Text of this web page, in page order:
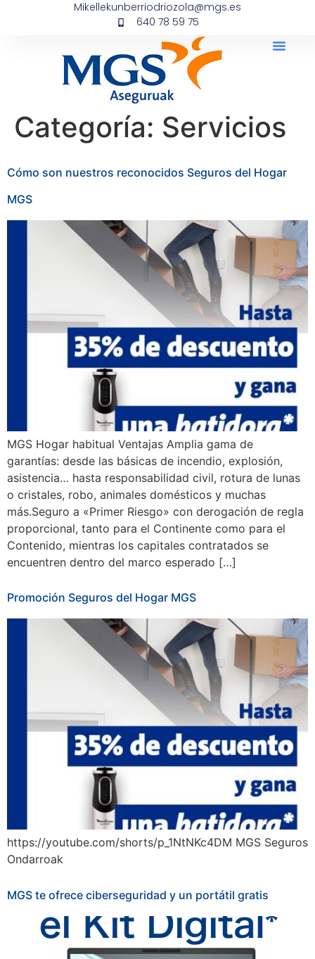
Mikellekunberriodriozola@mgs.es
640 78 59 75
Categoría: Servicios
Cómo son nuestros reconocidos Seguros del Hogar
MGS
MGS Hogar habitual Ventajas Amplia gama de
garantías: desde las básicas de incendio, explosión,
asistencia… hasta responsabilidad civil, rotura de lunas
o cristales, robo, animales domésticos y muchas
más.Seguro a «Primer Riesgo» con derogación de regla
proporcional, tanto para el Continente como para el
Contenido, mientras los capitales contratados se
encuentren dentro del marco esperado […]
Promoción Seguros del Hogar MGS
https://youtube.com/shorts/p_1NtNKc4DM MGS Seguros
Ondarroak
MGS te ofrece ciberseguridad y un portátil gratis